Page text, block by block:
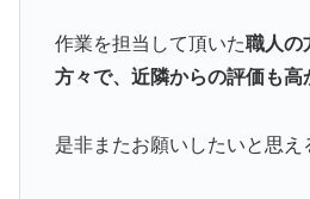
作業を担当して頂いた職人の
方々で、近隣からの評価も高
是非またお願いしたいと思え